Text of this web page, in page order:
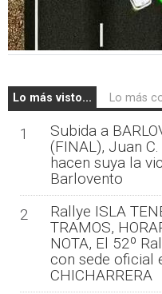
Lo más visto... Lo más
1
Subida a
(FINAL), Juan
hacen suya la
Barlovento
2
Rallye ISLA
TRAMOS,
NOTA, El 52º
con sede oficial
CHICHARRERA